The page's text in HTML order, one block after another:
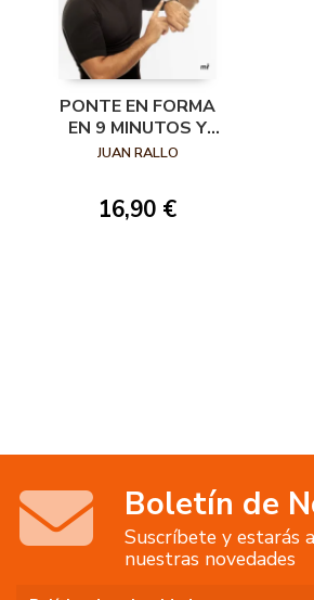
PONTE EN FORMA
EN 9 MINUTOS Y
MEDIO
JUAN RALLO
16,90 €
Boletín de
Suscríbete y estarás
nuestras novedades